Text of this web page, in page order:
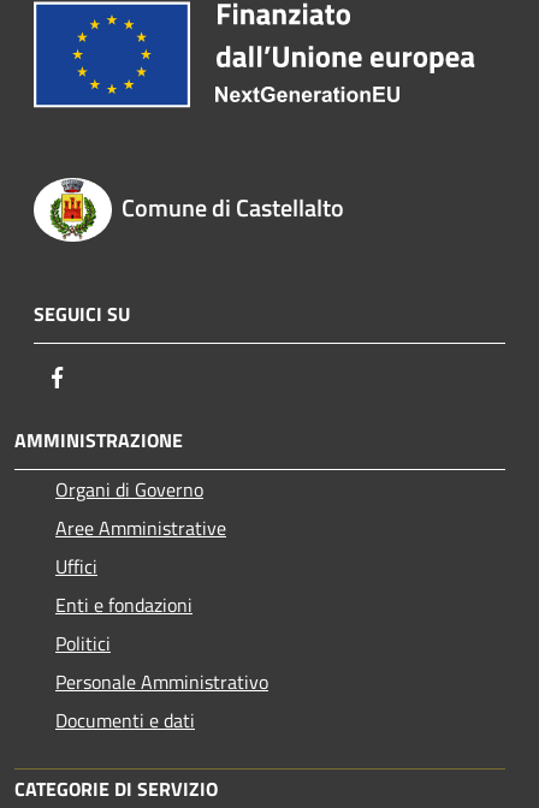
Comune di Castellalto
SEGUICI SU
AMMINISTRAZIONE
Organi di Governo
Aree Amministrative
Uffici
Enti e fondazioni
Politici
Personale Amministrativo
Documenti e dati
CATEGORIE DI SERVIZIO